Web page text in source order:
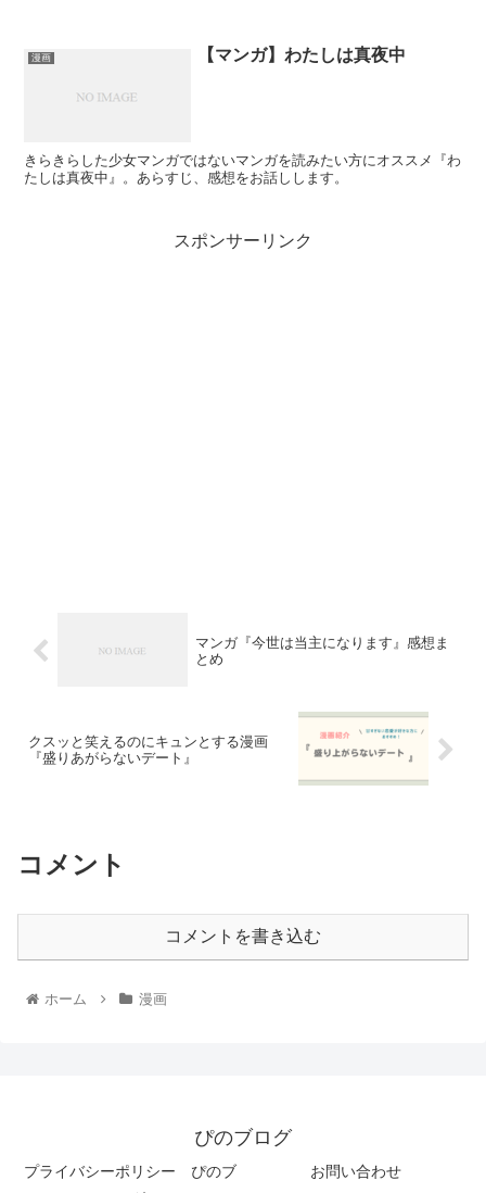
漫画 【マンガ】わたしは真夜中
きらきらした少女マンガではないマンガを読みたい方にオススメ『わ
たしは真夜中』。あらすじ、感想をお話しします。
スポンサーリンク
マンガ『今世は当主になります』感想ま
とめ
クスッと笑えるのにキュンとする漫画
『盛りあがらないデート』
コメント
コメントを書き込む
ホーム 漫画
ぴのブログ
プライバシーポリシー ぴのブ
お問い合わせ